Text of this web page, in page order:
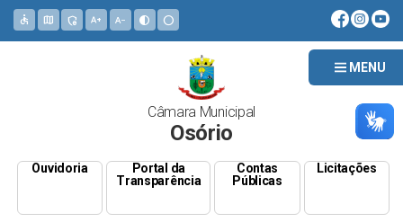
MENU
accessible map admin_panel_settings text_increase text_decrease contrast circle
Câmara Municipal
Osório
Ouvidoria
Portal da
Transparência
Contas
Públicas
Licitações